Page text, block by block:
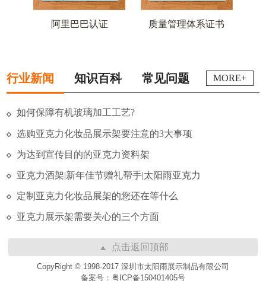
阿里巴巴认证 质量管理体系证书
行业新闻 知识百科 常见问题 MORE+
如何保障有机玻璃加工工艺?
选购亚克力化妆品展示架要注意的3大事项
为达到宣传目的的亚克力资料架
亚克力酒架|新年佳节赠礼帮手|太阳雨亚克力
定制亚克力化妆品展架的您还在等什么
亚克力展示架需要关心的三个方面
点击返回顶部
CopyRight © 1998-2017 深圳市太阳雨展示制品有限公司
备案号：粤ICP备150401405号